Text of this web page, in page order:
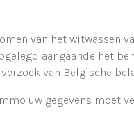
van het witwassen
aangaande het
van Belgische
uw gegevens moet